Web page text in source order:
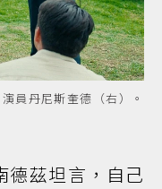
員丹尼斯奎德（右）。
德茲坦言，自己